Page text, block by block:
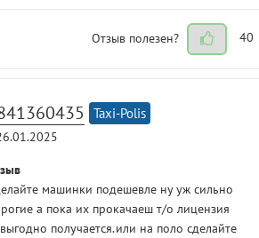
Отзыв полезен? 40
Taxi-Polis
машинки подешевле ну уж сильно
а пока их прокачаеш т/о лицензия
получается.или на поло сделайте